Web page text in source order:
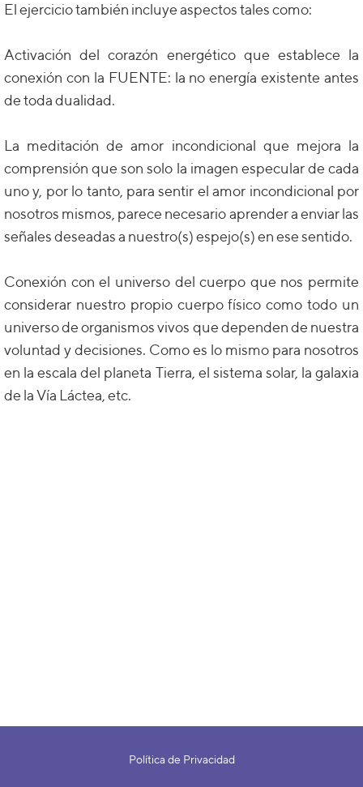
El ejercicio también incluye aspectos tales como:
Activación del corazón energético que establece la
conexión con la FUENTE: la no energía existente antes
de toda dualidad.
La meditación de amor incondicional que mejora la
comprensión que son solo la imagen especular de cada
uno y, por lo tanto, para sentir el amor incondicional por
nosotros mismos, parece necesario aprender a enviar las
señales deseadas a nuestro(s) espejo(s) en ese sentido.
Conexión con el universo del cuerpo que nos permite
considerar nuestro propio cuerpo físico como todo un
universo de organismos vivos que dependen de nuestra
voluntad y decisiones. Como es lo mismo para nosotros
en la escala del planeta Tierra, el sistema solar, la galaxia
de la Vía Láctea, etc.
Política de Privacidad